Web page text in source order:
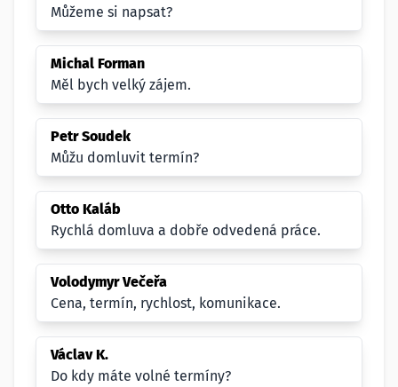
Můžeme si napsat?
Michal Forman
Měl bych velký zájem.
Petr Soudek
Můžu domluvit termín?
Otto Kaláb
Rychlá domluva a dobře odvedená práce.
Volodymyr Večeřa
Cena, termín, rychlost, komunikace.
Václav K.
Do kdy máte volné termíny?